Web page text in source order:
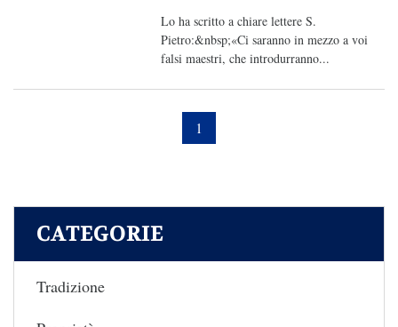
Lo ha scritto a chiare lettere S.
Pietro:&nbsp;«Ci saranno in mezzo a voi
falsi maestri, che introdurranno...
1
CATEGORIE
Tradizione